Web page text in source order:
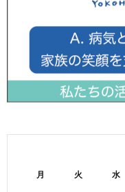
月 火 水